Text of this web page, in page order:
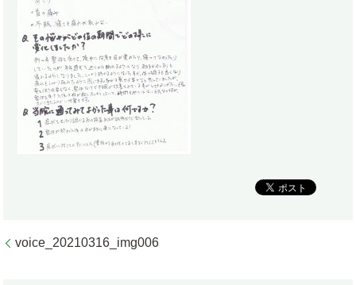
voice_20210316_img006